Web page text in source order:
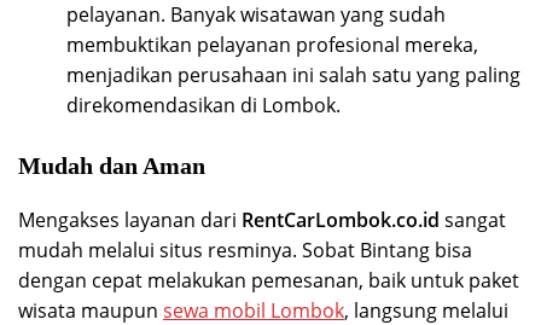
pelayanan. Banyak wisatawan yang sudah
membuktikan pelayanan profesional mereka,
menjadikan perusahaan ini salah satu yang paling
direkomendasikan di Lombok.
Mudah dan Aman
Mengakses layanan dari RentCarLombok.co.id sangat
mudah melalui situs resminya. Sobat Bintang bisa
dengan cepat melakukan pemesanan, baik untuk paket
wisata maupun sewa mobil Lombok, langsung melalui